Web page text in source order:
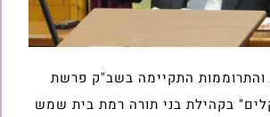
התקיימה בשב"ק פרשת
בקהילת בני תורה רמת בית שמש